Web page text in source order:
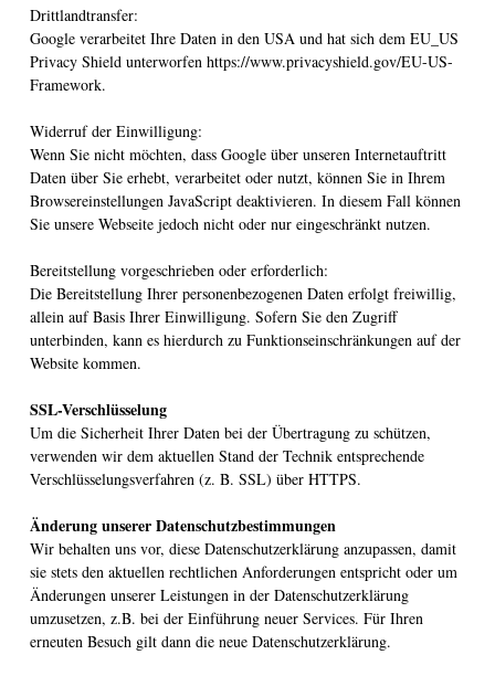
Drittlandtransfer:
Google verarbeitet Ihre Daten in den USA und hat sich dem EU_US
Privacy Shield unterworfen https://www.privacyshield.gov/EU-US-
Framework.
Widerruf der Einwilligung:
Wenn Sie nicht möchten, dass Google über unseren Internetauftritt
Daten über Sie erhebt, verarbeitet oder nutzt, können Sie in Ihrem
Browsereinstellungen JavaScript deaktivieren. In diesem Fall können
Sie unsere Webseite jedoch nicht oder nur eingeschränkt nutzen.
Bereitstellung vorgeschrieben oder erforderlich:
Die Bereitstellung Ihrer personenbezogenen Daten erfolgt freiwillig,
allein auf Basis Ihrer Einwilligung. Sofern Sie den Zugriff
unterbinden, kann es hierdurch zu Funktionseinschränkungen auf der
Website kommen.
SSL-Verschlüsselung
Um die Sicherheit Ihrer Daten bei der Übertragung zu schützen,
verwenden wir dem aktuellen Stand der Technik entsprechende
Verschlüsselungsverfahren (z. B. SSL) über HTTPS.
Änderung unserer Datenschutzbestimmungen
Wir behalten uns vor, diese Datenschutzerklärung anzupassen, damit
sie stets den aktuellen rechtlichen Anforderungen entspricht oder um
Änderungen unserer Leistungen in der Datenschutzerklärung
umzusetzen, z.B. bei der Einführung neuer Services. Für Ihren
erneuten Besuch gilt dann die neue Datenschutzerklärung.